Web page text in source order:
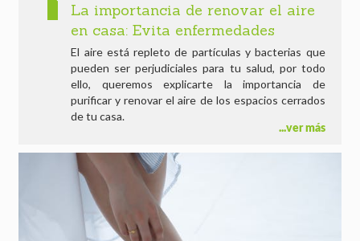
La importancia de renovar el aire
en casa: Evita enfermedades
El aire está repleto de partículas y bacterias que
pueden ser perjudiciales para tu salud, por todo
ello, queremos explicarte la importancia de
purificar y renovar el aire de los espacios cerrados
de tu casa.
ver más